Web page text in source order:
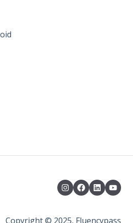
Copyright © 2025, Fluencypass